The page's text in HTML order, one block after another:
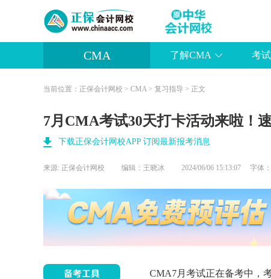
CMA 了解CMA 考
当前位置： 正保会计网校 > CMA > 复习指导 > 正文
7月CMA考试30天打卡活动来啦！
下载正保会计网校APP 订阅最新报考消息
来源: 正保会计网校 编辑：王晓冰 2024/06/06 15:13:07 字体：
CMA7月考试正在备考中，